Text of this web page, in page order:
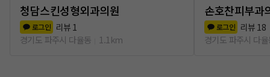
청담스킨성형외과의원
로그인 리뷰 1
경기도 파주시 다율동
1.1km
손호찬피부과
로그인 리뷰 18
경기도 파주시 다